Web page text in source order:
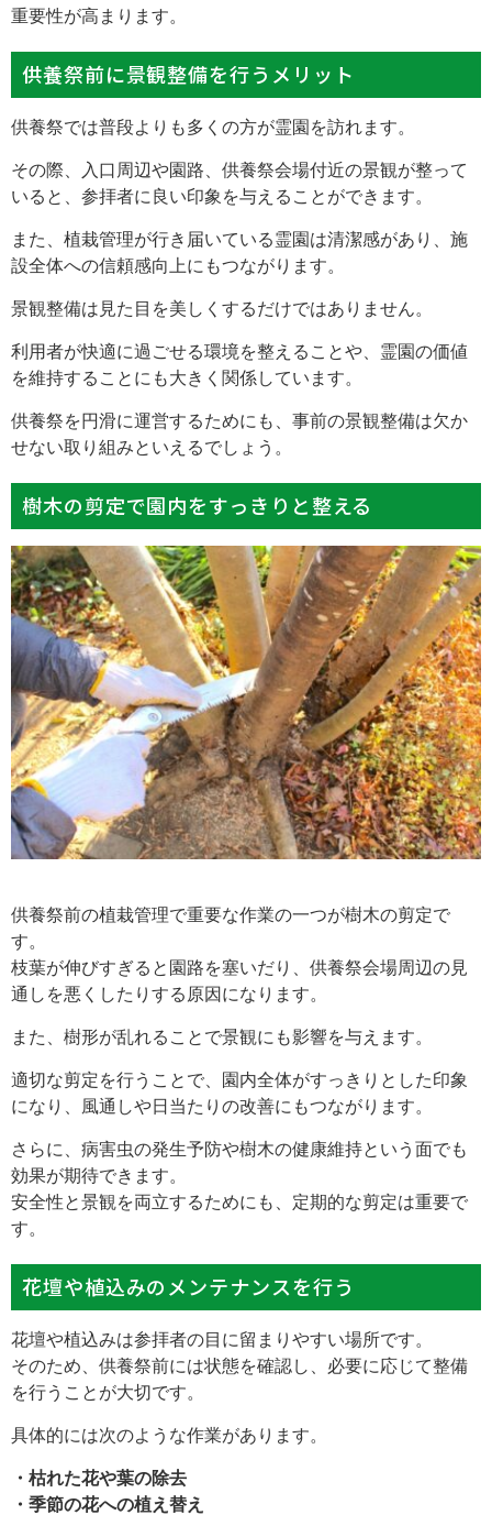
重要性が高まります。
供養祭前に景観整備を行うメリット
供養祭では普段よりも多くの方が霊園を訪れます。
その際、入口周辺や園路、供養祭会場付近の景観が整って
いると、参拝者に良い印象を与えることができます。
また、植栽管理が行き届いている霊園は清潔感があり、施
設全体への信頼感向上にもつながります。
景観整備は見た目を美しくするだけではありません。
利用者が快適に過ごせる環境を整えることや、霊園の価値
を維持することにも大きく関係しています。
供養祭を円滑に運営するためにも、事前の景観整備は欠か
せない取り組みといえるでしょう。
樹木の剪定で園内をすっきりと整える
供養祭前の植栽管理で重要な作業の一つが樹木の剪定で
す。
枝葉が伸びすぎると園路を塞いだり、供養祭会場周辺の見
通しを悪くしたりする原因になります。
また、樹形が乱れることで景観にも影響を与えます。
適切な剪定を行うことで、園内全体がすっきりとした印象
になり、風通しや日当たりの改善にもつながります。
さらに、病害虫の発生予防や樹木の健康維持という面でも
効果が期待できます。
安全性と景観を両立するためにも、定期的な剪定は重要で
す。
花壇や植込みのメンテナンスを行う
花壇や植込みは参拝者の目に留まりやすい場所です。
そのため、供養祭前には状態を確認し、必要に応じて整備
を行うことが大切です。
具体的には次のような作業があります。
・枯れた花や葉の除去
・季節の花への植え替え